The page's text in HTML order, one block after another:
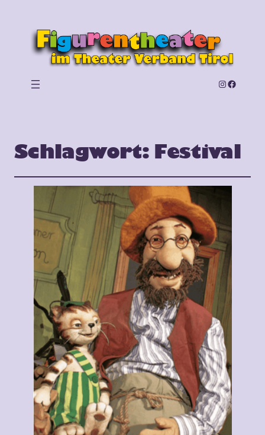
Instagram
Facebook
Schlagwort: Festival